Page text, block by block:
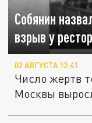
Собянин
взрыв у
02 АВГУСТА 13:41
Число жертв
Москвы